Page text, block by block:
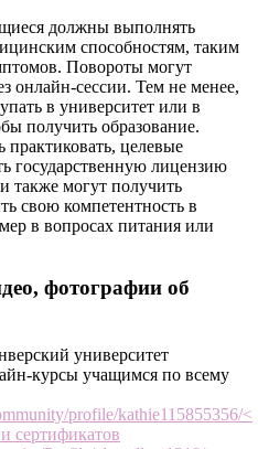
должны выполнять
способностям, таким
Повороты могут
онлайн-сессии. Тем не менее,
в университет или в
получить образование.
целевые
государственную лицензию
также могут получить
свою компетентность в
в вопросах питания или
фотографии об
университет
курсы учащимся по всему
profile/kathie115855356/<
сертификатов